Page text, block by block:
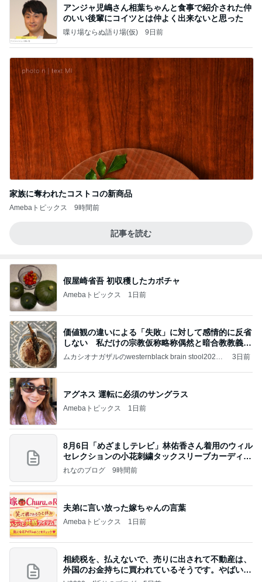
アンジャ児嶋さん相葉ちゃんと食事で紹介された仲
のいい後輩にコイツとは仲よく出来ないと思った
喋り場ならぬ語り場(仮) 9日前
家族に奪われたコストコの新商品
Amebaトピックス 9時間前
記事を読む
假屋崎省吾 初収穫したカボチャ
Amebaトピックス 1日前
価値観の違いによる「失敗」に対して感情的に反省
しない 私だけの宗教仮称略称偶然と暗合教教義候
補
ムカシオナガザルのwesternblack brain stool2024
ガザル
3日前
アグネス 運転に必須のサングラス
Amebaトピックス 1日前
8月6日「めざましテレビ」林佑香さん着用のウィル
セレクションの小花刺繍タックスリーブカーディガ
ン
れなのブログ 9時間前
夫弟に言い放った嫁ちゃんの言葉
Amebaトピックス 1日前
相続税を、払えないで、売りに出されて不動産は、
外国のお金持ちに買われているそうです。やばいで